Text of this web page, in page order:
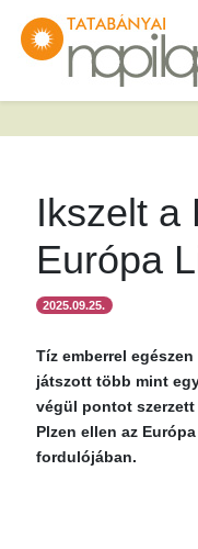
Ikszelt a
Európa
2025.09.25.
Tíz emberrel
játszott több mint
végül pontot
Plzen ellen az
fordulójában.